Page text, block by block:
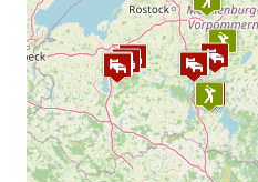
MITGLIEDSCHAFT
GOLF NEWS
GOLFEINSTEIGER